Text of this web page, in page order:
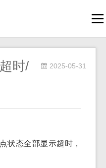
时/
2025-05-31
状态全部显示超时，